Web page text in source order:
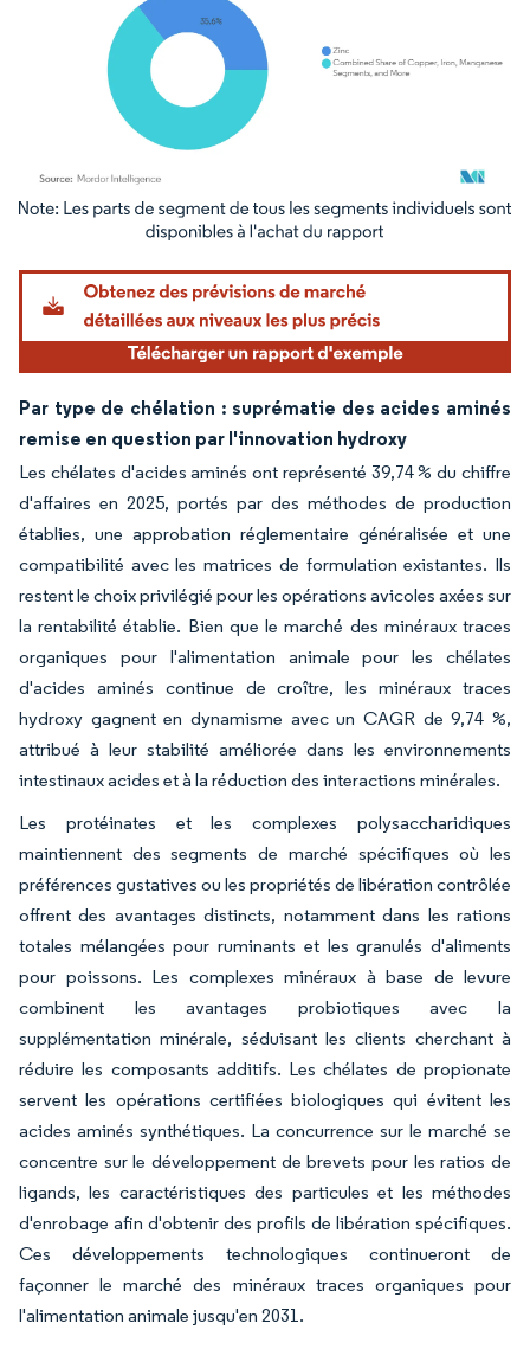
Image © Mordor Intelligence. La réutilisation nécessite une attribution sous CC BY
Par type de chélation : suprématie des acides aminés
remise en question par l'innovation hydroxy
Les chélates d'acides aminés ont représenté 39,74 % du chiffre
d'affaires en 2025, portés par des méthodes de production
établies, une approbation réglementaire généralisée et une
compatibilité avec les matrices de formulation existantes. Ils
restent le choix privilégié pour les opérations avicoles axées sur
la rentabilité établie. Bien que le marché des minéraux traces
organiques pour l'alimentation animale pour les chélates
d'acides aminés continue de croître, les minéraux traces
hydroxy gagnent en dynamisme avec un CAGR de 9,74 %,
attribué à leur stabilité améliorée dans les environnements
intestinaux acides et à la réduction des interactions minérales.
Les protéinates et les complexes polysaccharidiques
maintiennent des segments de marché spécifiques où les
préférences gustatives ou les propriétés de libération contrôlée
offrent des avantages distincts, notamment dans les rations
totales mélangées pour ruminants et les granulés d'aliments
pour poissons. Les complexes minéraux à base de levure
combinent les avantages probiotiques avec la
supplémentation minérale, séduisant les clients cherchant à
réduire les composants additifs. Les chélates de propionate
servent les opérations certifiées biologiques qui évitent les
acides aminés synthétiques. La concurrence sur le marché se
concentre sur le développement de brevets pour les ratios de
ligands, les caractéristiques des particules et les méthodes
d'enrobage afin d'obtenir des profils de libération spécifiques.
Ces développements technologiques continueront de
façonner le marché des minéraux traces organiques pour
l'alimentation animale jusqu'en 2031.